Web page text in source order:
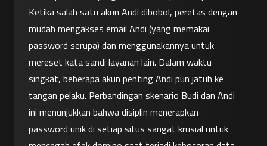
Ketika salah satu akun Andi dibobol, peretas dengan
mudah mengakses email Andi (yang memakai
password serupa) dan menggunakannya untuk
mereset kata sandi layanan lain. Dalam waktu
singkat, beberapa akun penting Andi pun jatuh ke
tangan pelaku. Perbandingan skenario Budi dan Andi
ini menunjukkan bahwa disiplin menerapkan
password unik di setiap situs sangat krusial untuk